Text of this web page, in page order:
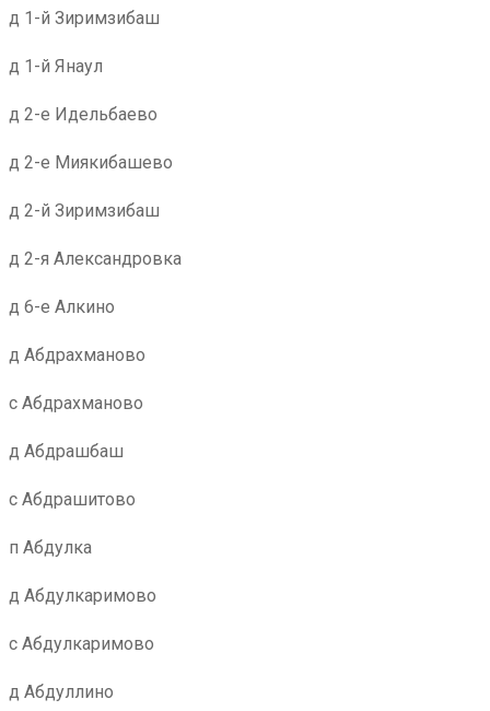
д 1-й Зиримзибаш
д 1-й Янаул
д 2-е Идельбаево
д 2-е Миякибашево
д 2-й Зиримзибаш
д 2-я Александровка
д 6-е Алкино
д Абдрахманово
с Абдрахманово
д Абдрашбаш
с Абдрашитово
п Абдулка
д Абдулкаримово
с Абдулкаримово
д Абдуллино